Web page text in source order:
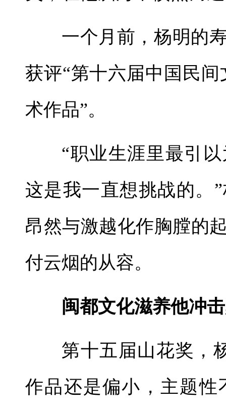
一个月前，杨明的
获评“第十六届中国民
术作品”。
“职业生涯里最引
这是我一直想挑战的。
昂然与激越化作胸膛的
付云烟的从容。
闽都文化滋养他冲
第十五届山花奖，
作品还是偏小，主题